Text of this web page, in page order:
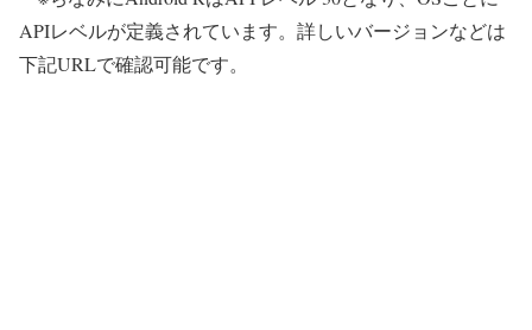
APIレベルが定義されています。詳しいバージョンなどは
下記URLで確認可能です。